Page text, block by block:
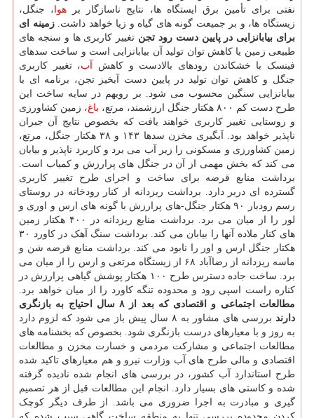
نفتی برای تأمین برق ایستگاه ها، نتایج ناسازگار بر هوا، جنگل،
زیستگاه ها، و بر جمیعت گونه های گیاه و زیا خواهد داشت.زمینه ای
برای بیابانزایی در پایین دست رود تجن تغییر کاربری ها و سنجه های
طبیعی زمین یا کاهش توان تولید آن بیابانزایی است و ساخت سدهای
فینسک با خشکاندن رودهای بالادست و کاهش آب، تغییر کاربری
جنگل و کاهش توان تولید در پایین دست آبخیز تجن، برنامه ای با
بیابانزایی سنگین محسوب می شود. بر رویهم در سایه ساخت این
طرح دست کم ۸۰۰ هکتار جنگل ارزشمند، مرتع،
باغ، زمین کشاورزی
و روستایی تغییر کاربری خواهند یافت که بخصوص نتایج آن جبران
ناپذیر خواهد بود. آبگیری مخزن سدها ۱۴۳ و ۳۸ هکتار جنگل، مرتع،
زمین کشاورزی و مسکونی را زیر آب می برد و کاربرد ناپذیر و بیابان
می کند که بخش مهمی از آن در جنگل های پرارزش و کمیاب است.
برداشت منابع قرضه برای ساخت و اجرای طرح تغییر کاربری
گسترده ای دربر دارد. برداشت ریزدانه از کنار رودخانه در روستای
رسم رودبار ۹۰ هکتار جنگل-های پرارزش با گونه های ارس و اوری و
لور را از میان می برد. برداشت منابع ریزدانه در ۴۰۰ هکتار زمین
های کنار ملاده آنها را بیابان می کند. برداشت سنگ آهک در کاورد ۳۰
هکتار جنگل ارس و اور را نابود می کند. برداشت منابع قرضه شن و
ماسه ریزدانه از رضاآباد ۶۸ از زیستگاه مرتعی و ارس را از میان می
برد. ساخت جاده دسترس طرح ۱۰۰ هکتار پوشش گیاهی پرارزش در
کناره راست اسپی رود و محدوده تنگه کاورد را از میان خواهد برد.
مطالعات اجتماعی و اقتصادی که بعد از ۸ سال احتیاج به بازنگری
دارند
بررسی های مشاور به ۸ سال پیش باز می شود که لزوم دارد
به روز و با معیارهای درست بازنگری شود. بخصوص که بخشنامه های
مطالعات اجتماعی و مشارکت مردمی و خسارت مخزن و مطالعات
اقتصادی و مالی طرح های آب وزارت نیرو و هم معیارهای تاکید شده
طرح استاندارد آب کشور، در بررسی های انجام شده نادیده گرفته
شده و کاستی های بسیار دارد. انجام این مطالعات قبل از هر تصمیم
گیری و مبادرت به اجرا ضروری می باشد. از طرف دیگر کوچک
کردن محدوده بررسی تنها به منطقه ساخت گاهی سبب شده که